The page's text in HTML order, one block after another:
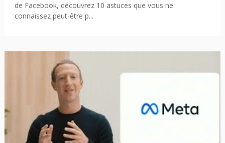
de Facebook, découvrez 10 astuces que vous ne
connaissez peut-être p...